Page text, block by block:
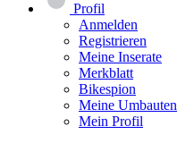
Profil
Anmelden
Registrieren
Meine Inserate
Merkblatt
Bikespion
Meine Umbauten
Mein Profil